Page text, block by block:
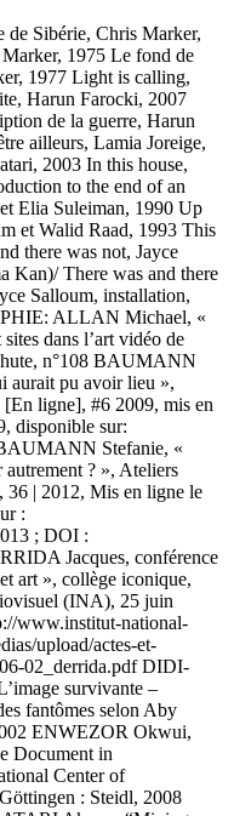
Sibérie, Chris Marker,
Marker, 1975 Le fond de
1977 Light is calling,
Harun Farocki, 2007
de la guerre, Harun
ailleurs, Lamia Joreige,
2003 In this house,
to the end of an
Elia Suleiman, 1990 Up
et Walid Raad, 1993 This
there was not, Jayce
Kan)/ There was and there
Salloum, installation,
ALLAN Michael, «
dans l’art vidéo de
n°108 BAUMANN
aurait pu avoir lieu »,
ligne], #6 2009, mis en
disponible sur:
Stefanie, «
? », Ateliers
| 2012, Mis en ligne le
:
; DOI :
Jacques, conférence
art », collège iconique,
(INA), 25 juin
www.institut-national-
upload/actes-et-
02_derrida.pdf DIDI-
survivante –
fantômes selon Aby
ENWEZOR Okwui,
Document in
Center of
: Steidl, 2008